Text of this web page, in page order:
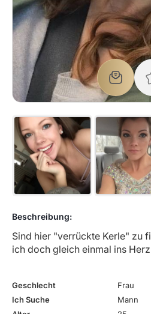
Beschreibung:
Sind hier "verrückte Kerle" zu
ich doch gleich einmal ins
Geschlecht
Frau
Ich Suche
Mann